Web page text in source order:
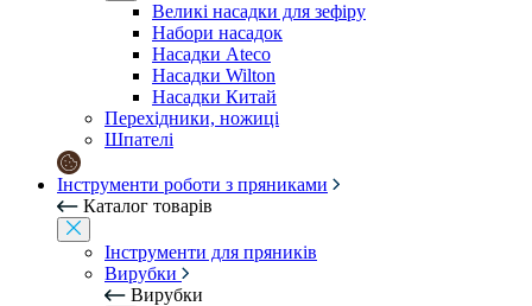
Великі насадки для зефіру
Набори насадок
Насадки Ateco
Насадки Wilton
Насадки Китай
Перехідники, ножиці
Шпателі
Інструменти роботи з пряниками
Каталог товарів
Інструменти для пряників
Вирубки
Вирубки